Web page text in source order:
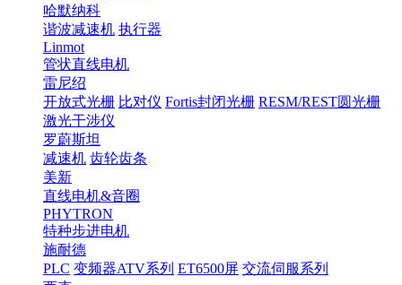
哈默纳科
谐波减速机 执行器
Linmot
管状直线电机
雷尼绍
开放式光栅 比对仪 Fortis封闭光栅 RESM/REST圆光栅
激光干涉仪
罗蔚斯坦
减速机 齿轮齿条
美新
直线电机&音圈
PHYTRON
特种步进电机
施耐德
PLC 变频器ATV系列 ET6500屏 交流伺服系列